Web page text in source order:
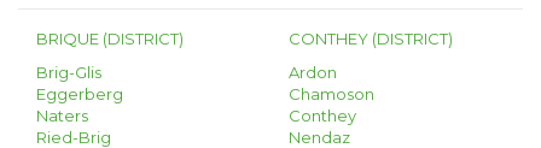
BRIQUE (DISTRICT)
Brig-Glis
Eggerberg
Naters
Ried-Brig
CONTHEY (DISTRICT)
Ardon
Chamoson
Conthey
Nendaz